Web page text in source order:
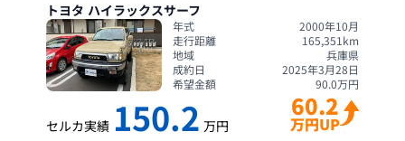
トヨタ ハイラックスサーフ
年式
2000年10月
走行距離
165,351 km
地域
兵庫県
成約日
2025年3月28日
希望金額
90.0万円
セルカ実績 150.2 万円
60.2
万円UP